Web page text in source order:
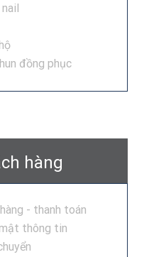
đồng phục
hàng
- thanh toán
thông tin